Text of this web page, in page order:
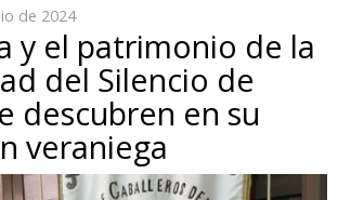
de 2024
y el patrimonio de la
del Silencio de
descubren en su
veraniega